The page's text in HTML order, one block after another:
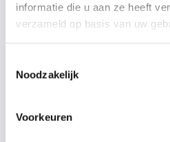
informatie die u aan ze heeft
verzameld op basis van uw
Noodzakelijk
Voorkeuren
Klik in het hoofdmenu op
Klik in het submen op